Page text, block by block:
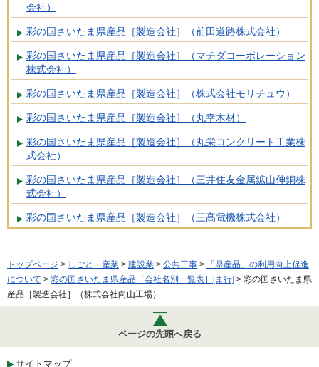
会社）
彩の国さいたま県産品［製造会社］（前田道路株式会社）
彩の国さいたま県産品［製造会社］（マチダコーポレーション
株式会社）
彩の国さいたま県産品［製造会社］（株式会社モリチュウ）
彩の国さいたま県産品［製造会社］（丸幸木材）
彩の国さいたま県産品［製造会社］（丸栄コンクリート工業株
式会社）
彩の国さいたま県産品［製造会社］（三井住友金属鉱山伸銅株
式会社）
彩の国さいたま県産品［製造会社］（三髙電機株式会社）
トップページ > しごと・産業 > 建設業 > 公共工事 >
「県産品」の利用向上促進
について > 彩の国さいたま県産品［会社名別一覧表］[ま行] > 彩の国さいたま県
産品［製造会社］（株式会社向山工場）
ページの先頭へ戻る
サイトマップ